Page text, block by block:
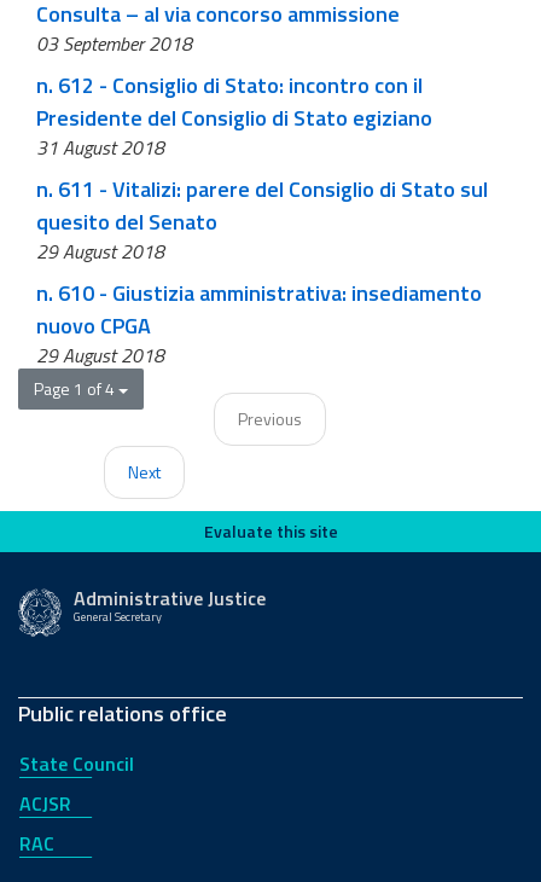
Consulta – al via concorso ammissione
03 September 2018
n. 612 - Consiglio di Stato: incontro con il
Presidente del Consiglio di Stato egiziano
31 August 2018
n. 611 - Vitalizi: parere del Consiglio di Stato sul
quesito del Senato
29 August 2018
n. 610 - Giustizia amministrativa: insediamento
nuovo CPGA
29 August 2018
Page 1 of 4
Previous
Next
Evaluate this siteEvaluate this site
Administrative Justice
General Secretary
Public relations office
State Council
ACJSR
RAC